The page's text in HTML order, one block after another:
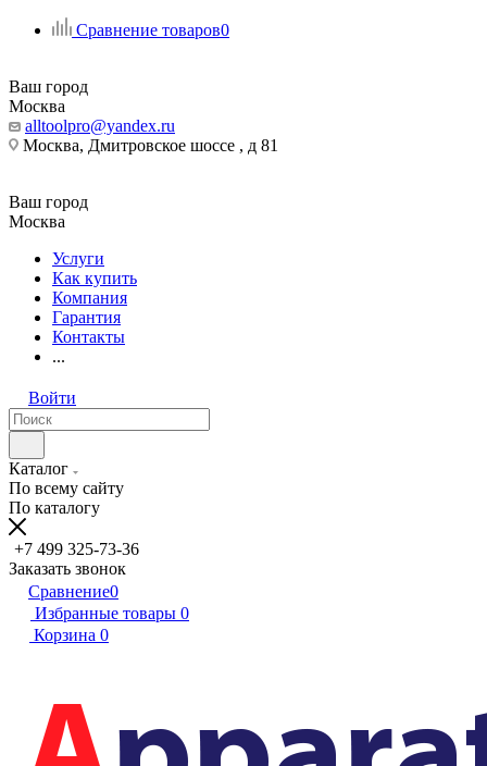
Сравнение товаров0
Ваш город
Москва
alltoolpro@yandex.ru
Москва, Дмитровское шоссе , д 81
Ваш город
Москва
Услуги
Как купить
Компания
Гарантия
Контакты
...
Войти
Каталог
По всему сайту
По каталогу
+7 499 325-73-36
Заказать звонок
Сравнение0
Избранные товары 0
Корзина 0